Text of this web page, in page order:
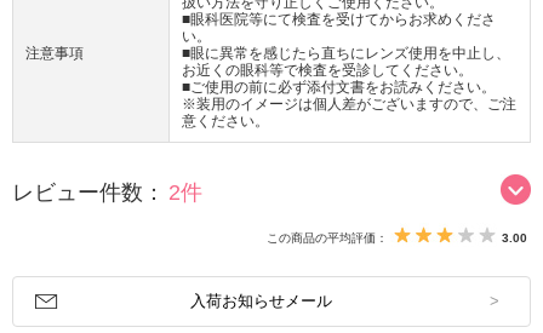
注意事項
■眼科医院等にて検査を受けてからお求めくださ
い。
■眼に異常を感じたら直ちにレンズ使用を中止し、
お近くの眼科等で検査を受診してください。
■ご使用の前に必ず添付文書をお読みください。
※装用のイメージは個人差がございますので、ご注
意ください。
レビュー件数： 2件
この商品の平均評価： 3.00
入荷お知らせメール